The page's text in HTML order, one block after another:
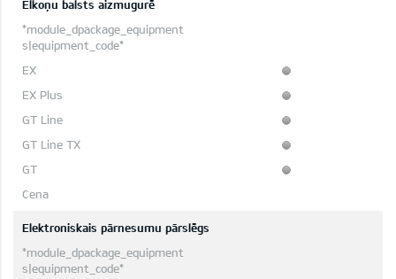
Elkoņu balsts aizmugurē
Elektroniskais pārnesumu pārslēgs